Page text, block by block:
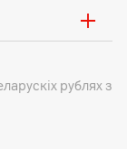
рублях з